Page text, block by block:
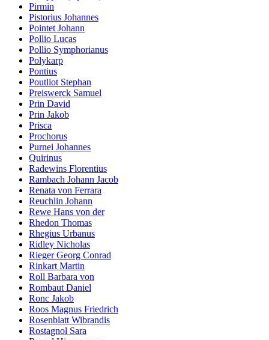
Pirmin
Pistorius Johannes
Pointet Johann
Pollio Lucas
Pollio Symphorianus
Polykarp
Pontius
Poutliot Stephan
Preiswerck Samuel
Prin David
Prin Jakob
Prisca
Prochorus
Purnei Johannes
Quirinus
Radewins Florentius
Rambach Johann Jacob
Renata von Ferrara
Reuchlin Johann
Rewe Hans von der
Rhedon Thomas
Rhegius Urbanus
Ridley Nicholas
Rieger Georg Conrad
Rinkart Martin
Roll Barbara von
Rombaut Daniel
Ronc Jakob
Roos Magnus Friedrich
Rosenblatt Wibrandis
Rostagnol Sara